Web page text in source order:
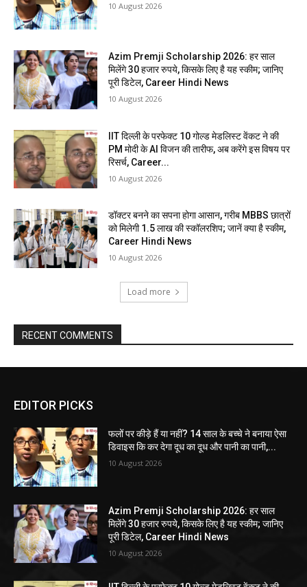
10 August 2026
Azim Premji Scholarship 2026: हर साल
मिलेंगे 30 हजार रुपये, किसके लिए है यह स्कीम; जानिए
पूरी डिटेल, Career Hindi News
10 August 2026
IIT दिल्ली के परफेक्ट 10 गोल्ड मेडलिस्ट वेंकट ने की
PM मोदी के AI विजन की तारीफ, अब करेंगे इस विषय पर
रिसर्च, Career...
10 August 2026
डॉक्टर बनने का सपना होगा आसान, गरीब MBBS छात्रों
को मिलेगी 1.5 लाख की स्कॉलरशिप; जानें क्या है स्कीम,
Career Hindi News
10 August 2026
Load more
RECENT COMMENTS
EDITOR PICKS
फलों पर कीड़े हैं या नहीं? 14 साल के बच्चे ने बनाया ऐसा
डिवाइस कि कर देगा दूध का दूध और पानी का पानी,...
10 August 2026
Azim Premji Scholarship 2026: हर साल
मिलेंगे 30 हजार रुपये, किसके लिए है यह स्कीम; जानिए
पूरी डिटेल, Career Hindi News
10 August 2026